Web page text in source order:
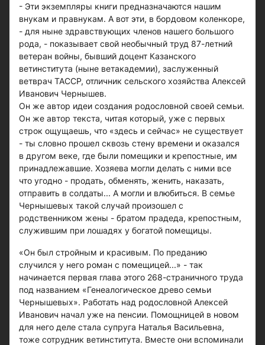
- Эти экземпляры книги предназначаются нашим
внукам и правнукам. А вот эти, в бордовом коленкоре,
- для ныне здравствующих членов нашего большого
рода, - показывает свой необычный труд 87-летний
ветеран войны, бывший доцент Казанского
ветинститута (ныне ветакадемии), заслуженный
ветврач ТАССР, отличник сельского хозяйства Алексей
Иванович Чернышев.
Он же автор идеи создания родословной своей семьи.
Он же автор текста, читая который, уже с первых
строк ощущаешь, что «здесь и сейчас» не существует
- ты словно прошел сквозь стену времени и оказался
в другом веке, где были помещики и крепостные, им
принадлежавшие. Хозяева могли делать с ними все
что угодно - продать, обменять, женить, наказать,
отправить в солдаты... А могли и влюбиться. В семье
Чернышевых такой случай произошел с
родственником жены - братом прадеда, крепостным,
служившим при лошадях у богатой помещицы.
«Он был стройным и красивым. По преданию
случился у него роман с помещицей...» - так
начинается первая глава этого 268-страничного труда
под названием «Генеалогическое древо семьи
Чернышевых». Работать над родословной Алексей
Иванович начал уже на пенсии. Помощницей в новом
для него деле стала супруга Наталья Васильевна,
тоже сотрудник ветинститута. Вместе они вспоминали